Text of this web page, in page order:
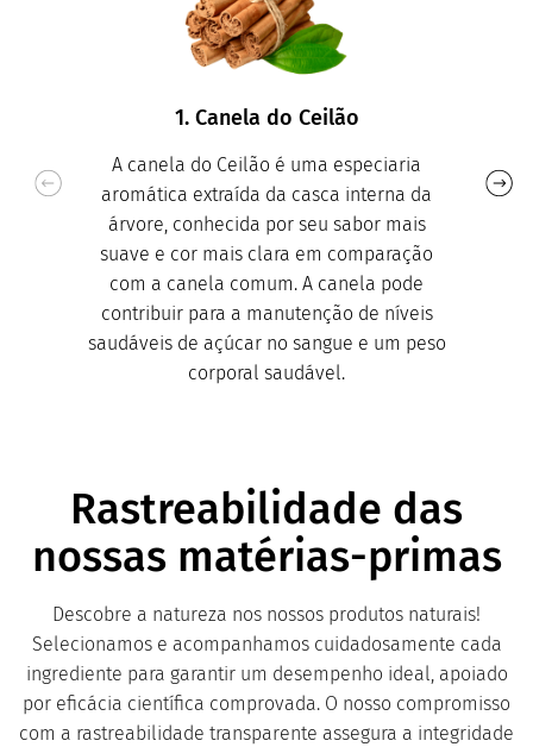
1. Canela do Ceilão
A canela do Ceilão é uma especiaria
aromática extraída da casca interna da
árvore, conhecida por seu sabor mais
suave e cor mais clara em comparação
com a canela comum. A canela pode
contribuir para a manutenção de níveis
saudáveis ​​de açúcar no sangue e um peso
corporal saudável.
Rastreabilidade das
nossas matérias-primas
Descobre a natureza nos nossos produtos naturais!
Selecionamos e acompanhamos cuidadosamente cada
ingrediente para garantir um desempenho ideal, apoiado
por eficácia científica comprovada. O nosso compromisso
com a rastreabilidade transparente assegura a integridade